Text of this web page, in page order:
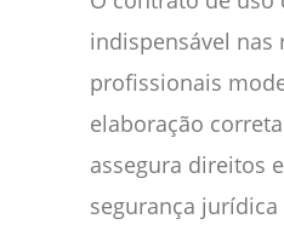
indispensável nas
profissionais
elaboração
assegura direitos
segurança